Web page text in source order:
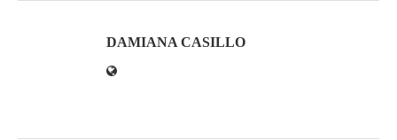
DAMIANA CASILLO